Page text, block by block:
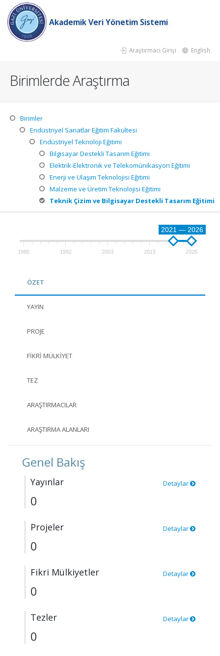
Akademik Veri Yönetim Sistemi
Araştırmacı Girişi English
Birimlerde Araştırma
Birimler
Endüstriyel Sanatlar Eğitim Fakültesi
Endüstriyel Teknoloji Eğitimi
Bilgisayar Destekli Tasarım Eğitimi
Elektrik-Elektronik ve Telekomünikasyon Eğitimi
Enerji ve Ulaşım Teknolojisi Eğitimi
Malzeme ve Üretim Teknolojisi Eğitimi
Teknik Çizim ve Bilgisayar Destekli Tasarım Eğitimi
2021 — 2026
1980 1992 2003 2015 2026
ÖZET
YAYIN
PROJE
FIKRI MÜLKIYET
TEZ
ARAŞTIRMACILAR
ARAŞTIRMA ALANLARI
Genel Bakış
Yayınlar Detaylar
0
Projeler Detaylar
0
Fikri Mülkiyetler Detaylar
0
Tezler Detaylar
0